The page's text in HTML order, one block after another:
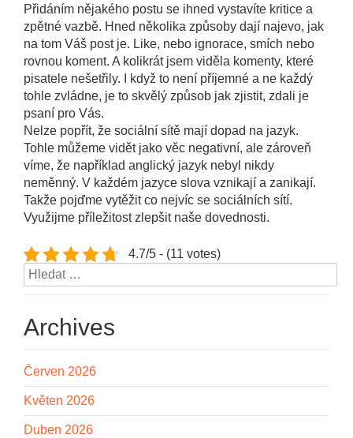
Přidáním nějakého postu se ihned vystavíte kritice a
zpětné vazbě. Hned několika způsoby dají najevo, jak
na tom Váš post je. Like, nebo ignorace, smích nebo
rovnou koment. A kolikrát jsem viděla komenty, které
pisatele nešetřily. I když to není příjemné a ne každý
tohle zvládne, je to skvělý způsob jak zjistit, zdali je
psaní pro Vás.
Nelze popřít, že sociální sítě mají dopad na jazyk.
Tohle můžeme vidět jako věc negativní, ale zároveň
víme, že například anglický jazyk nebyl nikdy
neměnný. V každém jazyce slova vznikají a zanikají.
Takže pojďme vytěžit co nejvíc se sociálních sítí.
Využijme příležitost zlepšit naše dovednosti.
4.7/5 - (11 votes)
Vyhledávání
Archives
Červen 2026
Květen 2026
Duben 2026